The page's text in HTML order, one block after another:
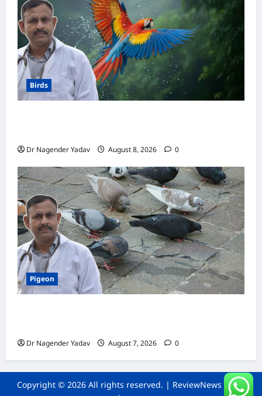
Birds
Dr Nagender Yadav August 8, 2026 0
Pigeon
Dr Nagender Yadav August 7, 2026 0
Copyright © 2026 All rights reserved. | ReviewNews by AF